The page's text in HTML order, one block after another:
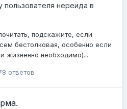
пользователя нереида в
подскажите, если
бестолковая, особенно если
жизненно необходимо)...
ответов